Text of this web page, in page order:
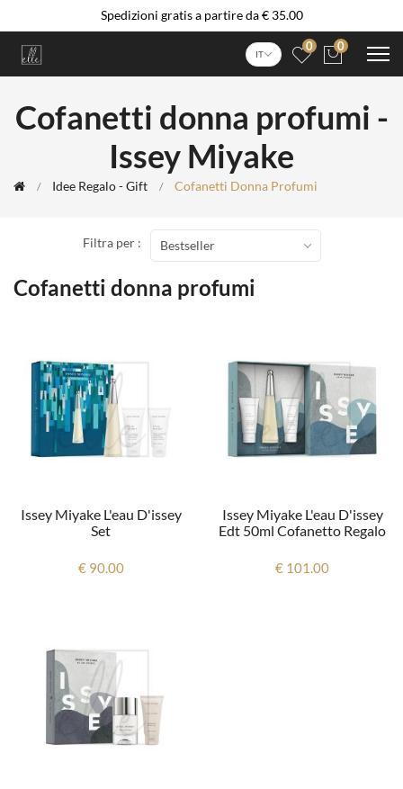
Spedizioni gratis a partire da € 35.00
IT
0 0
Cofanetti donna profumi -
Issey Miyake
Idee Regalo - Gift Cofanetti Donna Profumi
Cofanetti donna profumi
Filtra per : Bestseller
Issey Miyake L'eau D'issey
Set
€ 90.00
Issey Miyake L'eau D'issey
Edt 50ml Cofanetto Regalo
€ 101.00